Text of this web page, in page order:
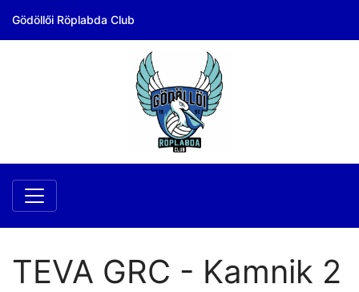
Gödöllői Röplabda Club
TEVA GRC - Kamnik 2